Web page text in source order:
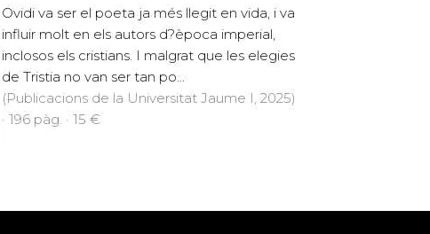
Ovidi va ser el poeta ja més llegit en vida, i va
influir molt en els autors d?època imperial,
inclosos els cristians. I malgrat que les elegies
de Tristia no van ser tan po...
(Publicacions de la Universitat Jaume I, 2025)
· 196 pàg. · 15 €